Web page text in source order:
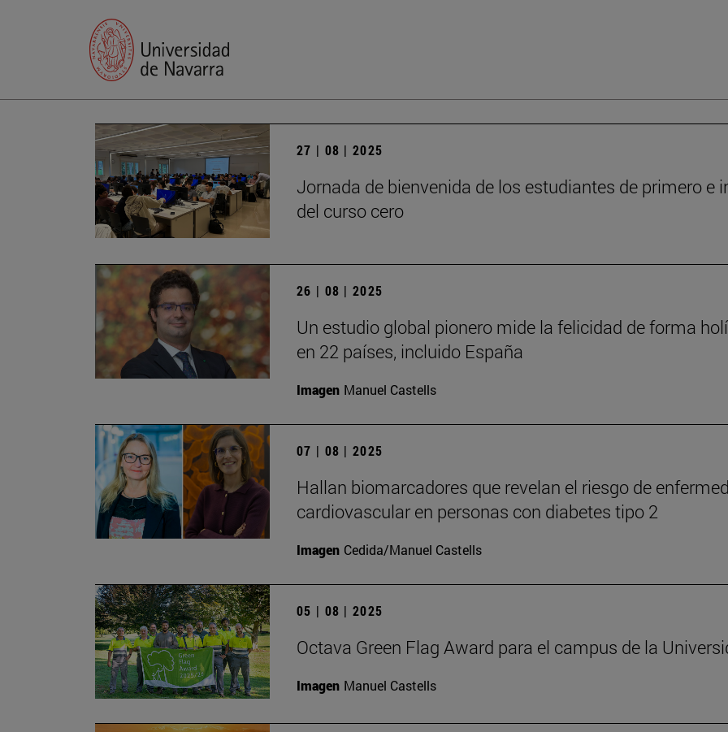
27 | 08 | 2025
Jornada de bienvenida de los estudiantes de primero e
del curso cero
26 | 08 | 2025
Un estudio global pionero mide la felicidad de forma
en 22 países, incluido España
Imagen Manuel Castells
07 | 08 | 2025
Hallan biomarcadores que revelan el riesgo de
cardiovascular en personas con diabetes tipo 2
Imagen Cedida/Manuel Castells
05 | 08 | 2025
Octava Green Flag Award para el campus de la
Imagen Manuel Castells